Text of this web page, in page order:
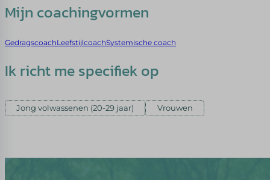
Mijn coachingvormen
GedragscoachLeefstijlcoachSystemische coach
Ik richt me specifiek op
Jong volwassenen (20-29 jaar) Vrouwen